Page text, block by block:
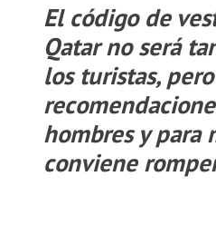
El código de
Qatar no será
los turistas,
hombres y para
conviene